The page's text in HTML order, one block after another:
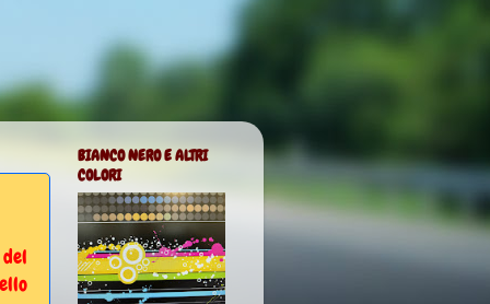
BIANCO NERO E ALTRI
COLORI